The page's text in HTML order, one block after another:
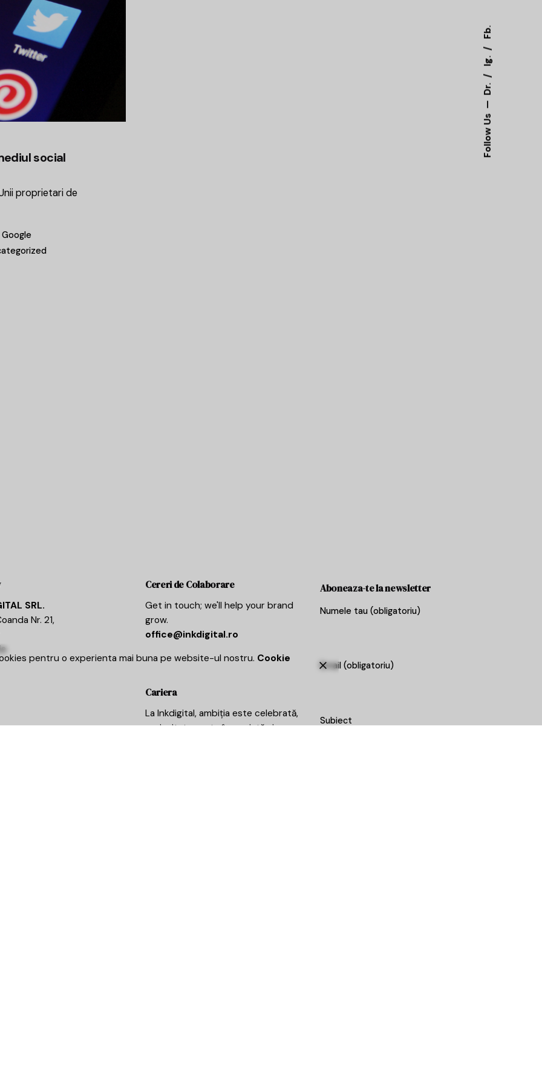
Follow Us
Dr.
Ig.
Fb.
social
proprietari de
Google
SRL.
Nr. 21,
Cereri de Colaborare
Get in touch; we'll help your brand
grow.
office@inkdigital.ro
Cariera
La Inkdigital, ambiția este celebrată,
curiozitatea este încurajată și
Aboneaza-te la newsletter
Numele tau (obligatoriu)
Email (obligatoriu)
Subiect
pentru o experienta mai buna pe website-ul nostru. Cookie